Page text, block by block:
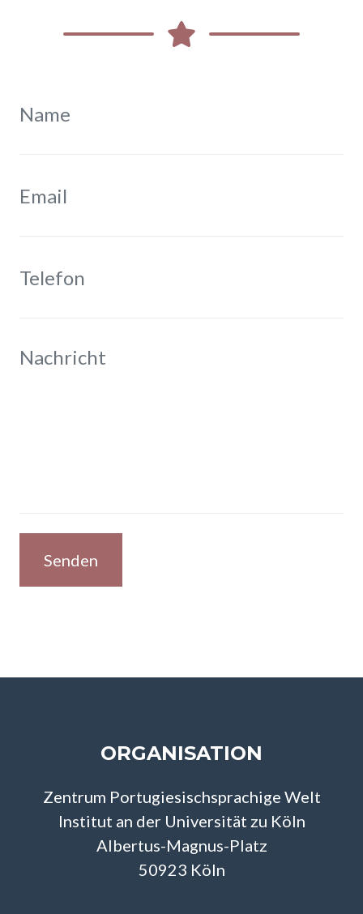
Senden
ORGANISATION
Zentrum Portugiesischsprachige Welt
Institut an der Universität zu Köln
Albertus-Magnus-Platz
50923 Köln